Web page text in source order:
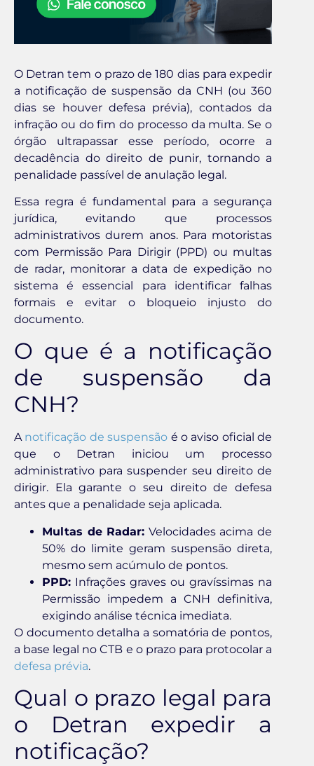
O Detran tem o prazo de 180 dias para expedir
a notificação de suspensão da CNH (ou 360
dias se houver defesa prévia), contados da
infração ou do fim do processo da multa. Se o
órgão ultrapassar esse período, ocorre a
decadência do direito de punir, tornando a
penalidade passível de anulação legal.
Essa regra é fundamental para a segurança
jurídica, evitando que processos
administrativos durem anos. Para motoristas
com Permissão Para Dirigir (PPD) ou multas
de radar, monitorar a data de expedição no
sistema é essencial para identificar falhas
formais e evitar o bloqueio injusto do
documento.
O que é a notificação
de suspensão da
CNH?
A notificação de suspensão é o aviso oficial de
que o Detran iniciou um processo
administrativo para suspender seu direito de
dirigir. Ela garante o seu direito de defesa
antes que a penalidade seja aplicada.
Multas de Radar: Velocidades acima de
50% do limite geram suspensão direta,
mesmo sem acúmulo de pontos.
PPD: Infrações graves ou gravíssimas na
Permissão impedem a CNH definitiva,
exigindo análise técnica imediata.
O documento detalha a somatória de pontos,
a base legal no CTB e o prazo para protocolar a
defesa prévia.
Qual o prazo legal para
o Detran expedir a
notificação?